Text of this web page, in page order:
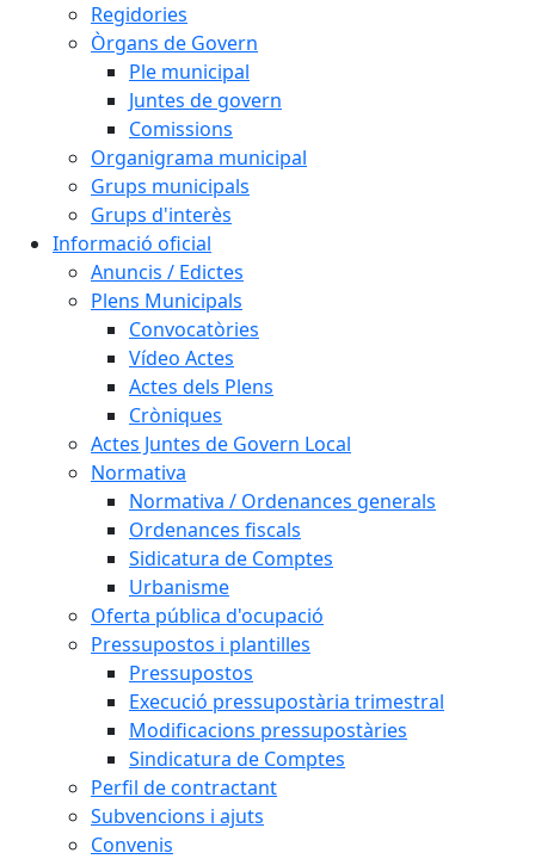
Regidories
Òrgans de Govern
Ple municipal
Juntes de govern
Comissions
Organigrama municipal
Grups municipals
Grups d'interès
Informació oficial
Anuncis / Edictes
Plens Municipals
Convocatòries
Vídeo Actes
Actes dels Plens
Cròniques
Actes Juntes de Govern Local
Normativa
Normativa / Ordenances generals
Ordenances fiscals
Sidicatura de Comptes
Urbanisme
Oferta pública d'ocupació
Pressupostos i plantilles
Pressupostos
Execució pressupostària trimestral
Modificacions pressupostàries
Sindicatura de Comptes
Perfil de contractant
Subvencions i ajuts
Convenis